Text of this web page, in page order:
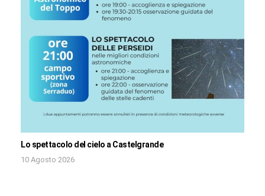
Lo spettacolo del cielo a Castelgrande
10 Agosto 2026